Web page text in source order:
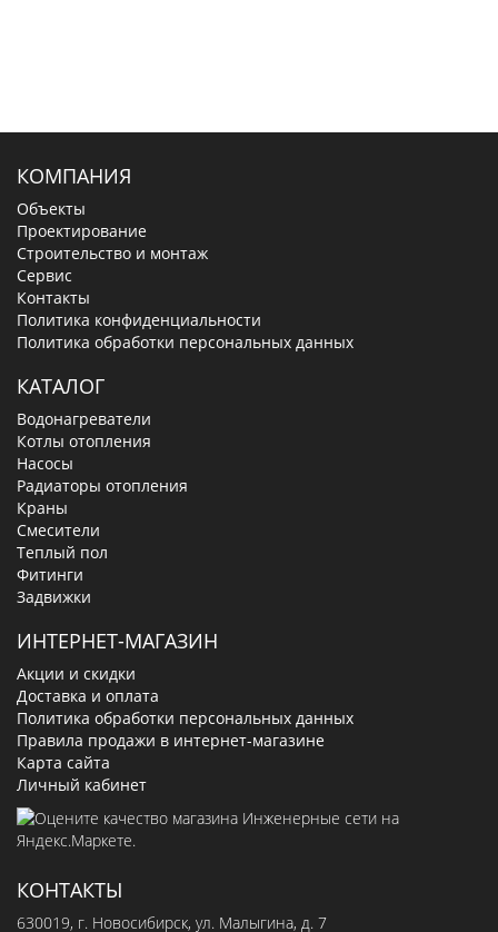
КОМПАНИЯ
Объекты
Проектирование
Строительство и монтаж
Сервис
Контакты
Политика конфиденциальности
Политика обработки персональных данных
КАТАЛОГ
Водонагреватели
Котлы отопления
Насосы
Радиаторы отопления
Краны
Смесители
Теплый пол
Фитинги
Задвижки
ИНТЕРНЕТ-МАГАЗИН
Акции и скидки
Доставка и оплата
Политика обработки персональных данных
Правила продажи в интернет-магазине
Карта сайта
Личный кабинет
КОНТАКТЫ
630019, г. Новосибирск, ул. Малыгина, д. 7